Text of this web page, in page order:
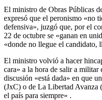
Compartir
El ministro de Obras Públicas
expresó que el peronismo «no
defensiva», juzgó que, por el
22 de octubre se «ganan en
«donde no llegue el candidato,
El ministro volvió a hacer
cara» a la hora de salir a militar
discusión «está dada» en que
(JxC) o de La Libertad Avanza
el país para siempre» .